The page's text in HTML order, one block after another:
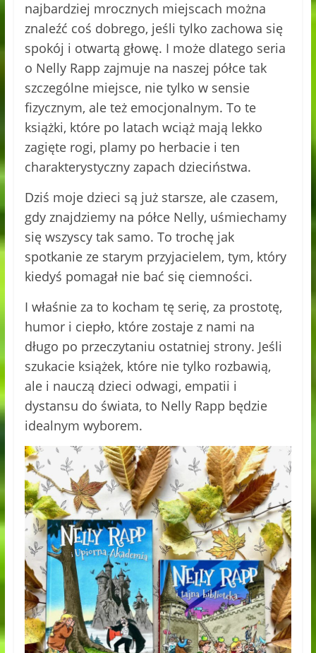
najbardziej mrocznych miejscach można
znaleźć coś dobrego, jeśli tylko zachowa się
spokój i otwartą głowę. I może dlatego seria
o Nelly Rapp zajmuje na naszej półce tak
szczególne miejsce, nie tylko w sensie
fizycznym, ale też emocjonalnym. To te
książki, które po latach wciąż mają lekko
zagięte rogi, plamy po herbacie i ten
charakterystyczny zapach dzieciństwa.
Dziś moje dzieci są już starsze, ale czasem,
gdy znajdziemy na półce Nelly, uśmiechamy
się wszyscy tak samo. To trochę jak
spotkanie ze starym przyjacielem, tym, który
kiedyś pomagał nie bać się ciemności.
I właśnie za to kocham tę serię, za prostotę,
humor i ciepło, które zostaje z nami na
długo po przeczytaniu ostatniej strony. Jeśli
szukacie książek, które nie tylko rozbawią,
ale i nauczą dzieci odwagi, empatii i
dystansu do świata, to Nelly Rapp będzie
idealnym wyborem.